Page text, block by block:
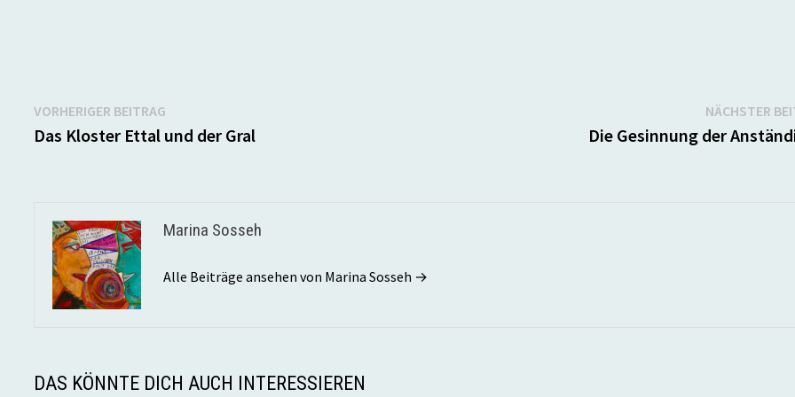
Beitragsnavigation
VORHERIGER BEITRAG
Beitrag:
Das Kloster Ettal und der Gral
NÄCHSTER
Die Gesinnung der
Marina Sosseh
Alle Beiträge ansehen von Marina Sosseh →
DAS KÖNNTE DICH AUCH INTERESSIEREN